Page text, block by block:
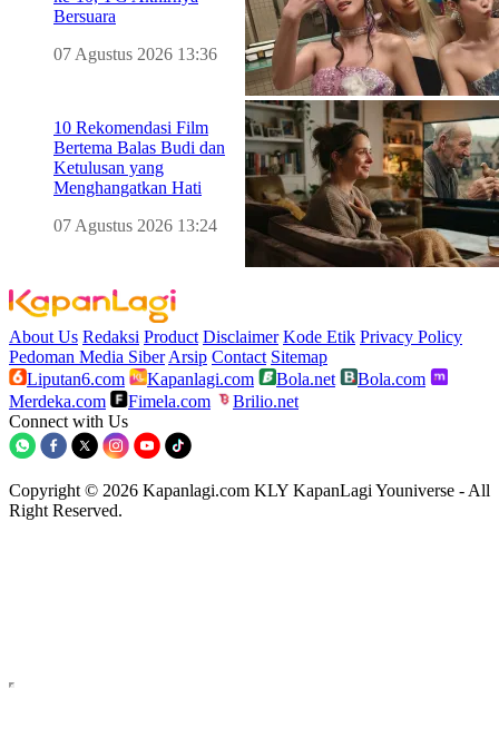
Bersuara
07 Agustus 2026 13:36
10 Rekomendasi Film
Bertema Balas Budi dan
Ketulusan yang
Menghangatkan Hati
07 Agustus 2026 13:24
About Us Redaksi Product Disclaimer Kode Etik Privacy Policy
Pedoman Media Siber Arsip Contact Sitemap
Liputan6.com
Kapanlagi.com Bola.net
Bola.com
Merdeka.com
Fimela.com
Brilio.net
Connect with Us
Copyright © 2026 Kapanlagi.com KLY KapanLagi Youniverse - All
Right Reserved.